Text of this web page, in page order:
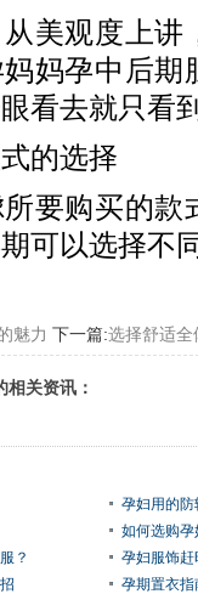
观度上讲
妈孕中后期
看去就只看
的选择
购买的款
可以选择不
魅力 下一篇:选择舒适全
相关资讯：
孕妇用的防
如何选购孕
？
孕妇服饰赶
孕期置衣指